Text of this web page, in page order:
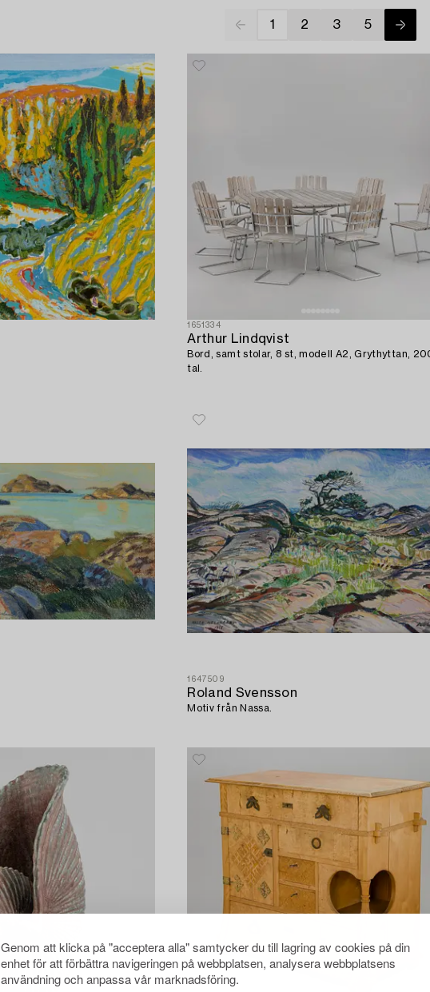
Genom att klicka på "acceptera alla" samtycker du till lagring av cookies på din
enhet för att förbättra navigeringen på webbplatsen, analysera webbplatsens
användning och anpassa vår marknadsföring.
1 2 3 5
1651334
Arthur Lindqvist
Bord, samt stolar, 8 st, modell A2, Grythyttan,
tal.
1647509
Roland Svensson
Motiv från Nassa.